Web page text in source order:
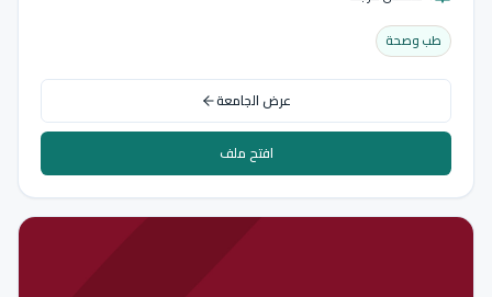
طب وصحة
عرض الجامعة
افتح ملف